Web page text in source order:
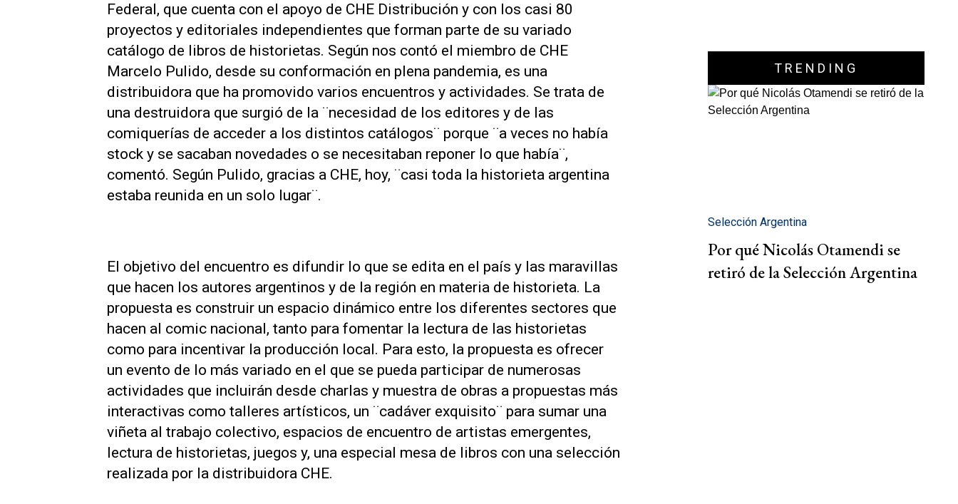
Federal, que cuenta con el apoyo de CHE Distribución y con los casi 80
proyectos y editoriales independientes que forman parte de su variado
catálogo de libros de historietas. Según nos contó el miembro de CHE
Marcelo Pulido, desde su conformación en plena pandemia, es una
distribuidora que ha promovido varios encuentros y actividades. Se trata de
una destruidora que surgió de la ¨necesidad de los editores y de las
comiquerías de acceder a los distintos catálogos¨ porque ¨a veces no había
stock y se sacaban novedades o se necesitaban reponer lo que había¨,
comentó. Según Pulido, gracias a CHE, hoy, ¨casi toda la historieta argentina
estaba reunida en un solo lugar¨.
El objetivo del encuentro es difundir lo que se edita en el país y las maravillas
que hacen los autores argentinos y de la región en materia de historieta. La
propuesta es construir un espacio dinámico entre los diferentes sectores que
hacen al comic nacional, tanto para fomentar la lectura de las historietas
como para incentivar la producción local. Para esto, la propuesta es ofrecer
un evento de lo más variado en el que se pueda participar de numerosas
actividades que incluirán desde charlas y muestra de obras a propuestas más
interactivas como talleres artísticos, un ¨cadáver exquisito¨ para sumar una
viñeta al trabajo colectivo, espacios de encuentro de artistas emergentes,
lectura de historietas, juegos y, una especial mesa de libros con una selección
realizada por la distribuidora CHE.
TRENDING
Selección Argentina
Por qué Nicolás Otamendi se
retiró de la Selección Argentina